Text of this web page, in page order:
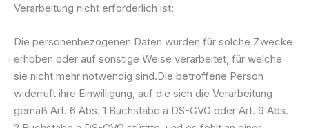
Verarbeitung nicht erforderlich ist:
Die personenbezogenen Daten wurden für solche Zwecke
erhoben oder auf sonstige Weise verarbeitet, für welche
sie nicht mehr notwendig sind.Die betroffene Person
widerruft ihre Einwilligung, auf die sich die Verarbeitung
gemäß Art. 6 Abs. 1 Buchstabe a DS-GVO oder Art. 9 Abs.